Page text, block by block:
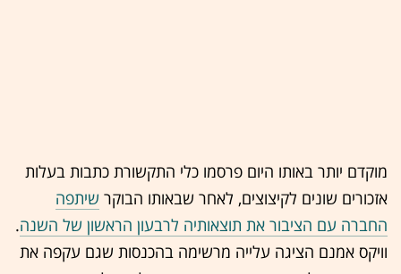
מוקדם יותר באותו היום פרסמו כלי התקשורת כתבות בעלות
אזכורים שונים לקיצוצים, לאחר שבאותו הבוקר שיתפה
החברה עם הציבור את תוצאותיה לרבעון הראשון של השנה.
וויקס אמנם הציגה עלייה מרשימה בהכנסות שגם עקפה את